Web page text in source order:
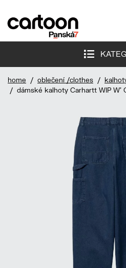
home / oblečení /clothes /
/ dámské kalhoty Carhartt WIP W'